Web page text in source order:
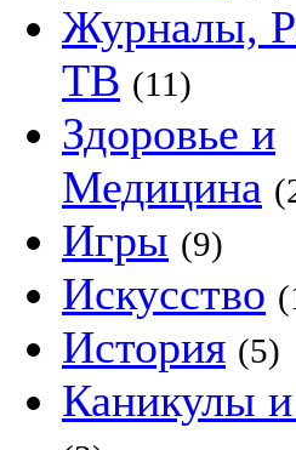
Журналы,
ТВ (11)
Здоровье и
Медицина
Игры (9)
Искусство
История (5)
Каникулы